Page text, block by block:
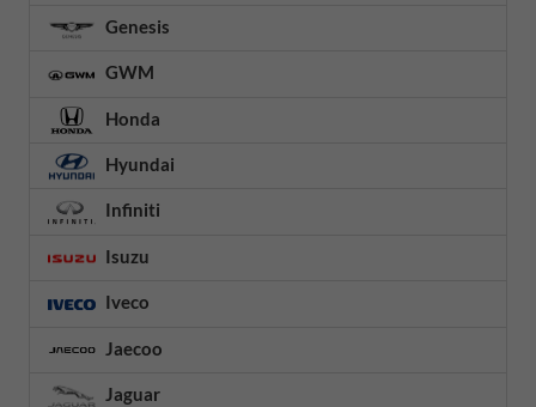
Genesis
GWM
Honda
Hyundai
Infiniti
Isuzu
Iveco
Jaecoo
Jaguar